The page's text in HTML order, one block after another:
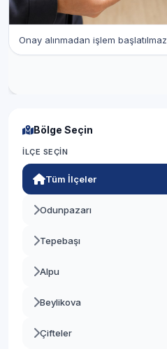
Onay alınmadan işlem başlatılmaz
Bölge Seçin
İLÇE SEÇIN
Tüm İlçeler
Odunpazarı
Tepebaşı
Alpu
Beylikova
Çifteler